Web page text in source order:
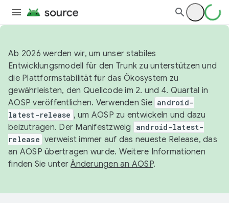
Ab 2026 werden wir, um unser stabiles
Entwicklungsmodell für den Trunk zu unterstützen und
die Plattformstabilität für das Ökosystem zu
gewährleisten, den Quellcode im 2. und 4. Quartal in
AOSP veröffentlichen. Verwenden Sie android-
latest-release , um AOSP zu entwickeln und dazu
beizutragen. Der Manifestzweig
android-latest-
release verweist immer auf das neueste Release, das
an AOSP übertragen wurde. Weitere Informationen
finden Sie unterÄnderungen an AOSP.